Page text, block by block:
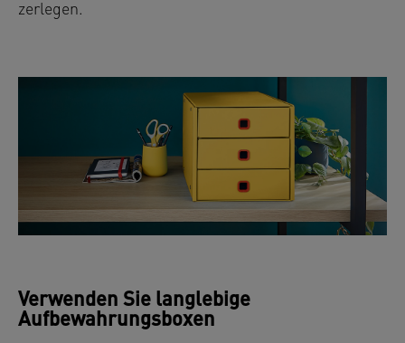
zerlegen.
Verwenden Sie langlebige
Aufbewahrungsboxen